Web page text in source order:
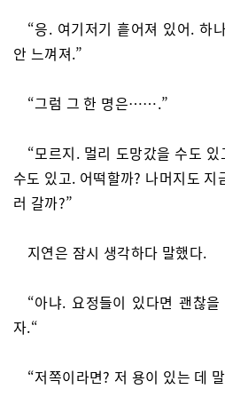
“응. 여기저기 흩어져 있어.
안 느껴져.”
“그럼 그 한 명은…….”
“모르지. 멀리 도망갔을 수도
수도 있고. 어떡할까? 나머지도 지
러 갈까?”
지연은 잠시 생각하다 말했다.
“아냐. 요정들이 있다면 괜찮
자.“
“저쪽이라면? 저 용이 있는 데